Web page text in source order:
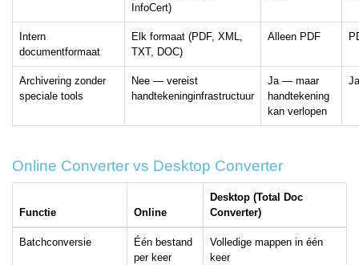
InfoCert)
Intern
documentformaat
Elk formaat (PDF, XML,
TXT, DOC)
Alleen PDF
Archivering zonder
speciale tools
Nee — vereist
handtekeninginfrastructuur
Ja — maar
handtekening
kan verlopen
Ja
Online Converter vs Desktop Converter
Functie Online
Desktop (Total Doc
Converter)
Batchconversie
Één bestand
per keer
Volledige mappen in één
keer